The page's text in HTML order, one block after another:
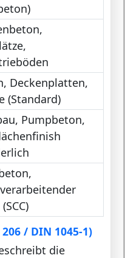
Deckenplatten,
(Standard)
Pumpbeton,
/ DIN 1045-1)
die